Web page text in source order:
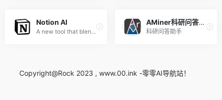
Notion AI
A new tool that blends your everyday work apps into one. It&#x27;s the all-in-one workspace for you and your team.
AMiner科研问答助手
科研问答助手
Copyright@Rock 2023 , www.00.ink -零零AI导航站！